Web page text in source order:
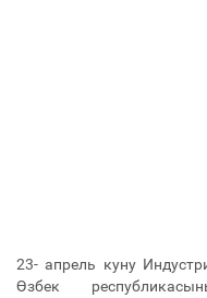
23- апрель куну
Өзбек